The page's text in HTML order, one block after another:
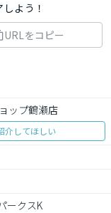
よう！
URLをコピー
ップ鶴瀬店
介してほしい
ークスK